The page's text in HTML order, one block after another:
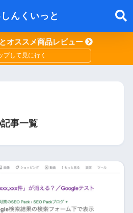
んくいっと
オススメ商品レビュー
記事一覧